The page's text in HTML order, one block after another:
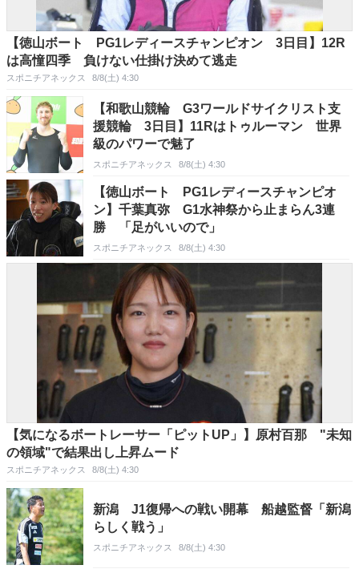
【徳山ボート PG1レディースチャンピオン 3日目】12R
は高憧四季 負けない仕掛け決めて逃走
スポニチアネックス 8/8(土) 4:30
【和歌山競輪 G3ワールドサイクリスト支
援競輪 3日目】11Rはトゥルーマン 世界
級のパワーで魅了
スポニチアネックス 8/8(土) 4:30
【徳山ボート PG1レディースチャンピオ
ン】千葉真弥 G1水神祭から止まらん3連
勝 「足がいいので」
スポニチアネックス 8/8(土) 4:30
【気になるボートレーサー「ピットUP」】原村百那 "未知
の領域"で結果出し上昇ムード
スポニチアネックス 8/8(土) 4:30
新潟 J1復帰への戦い開幕 船越監督「新潟
らしく戦う」
スポニチアネックス 8/8(土) 4:30